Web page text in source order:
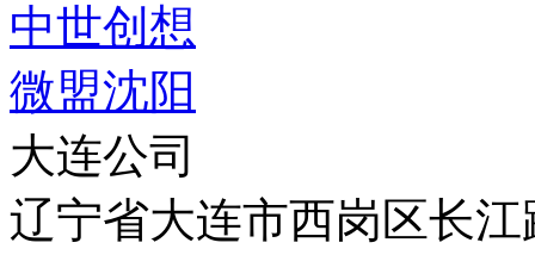
中世创想
微盟沈阳
大连公司
辽宁省大连市西岗区长江